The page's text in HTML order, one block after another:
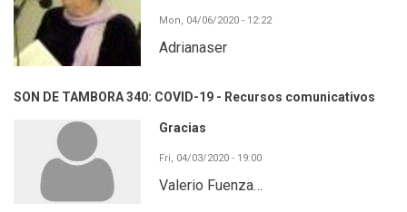
Mon, 04/06/2020 - 12:22
Adrianaser
SON DE TAMBORA 340: COVID-19 - Recursos comunicativos
Gracias
Fri, 04/03/2020 - 19:00
Valerio Fuenza…